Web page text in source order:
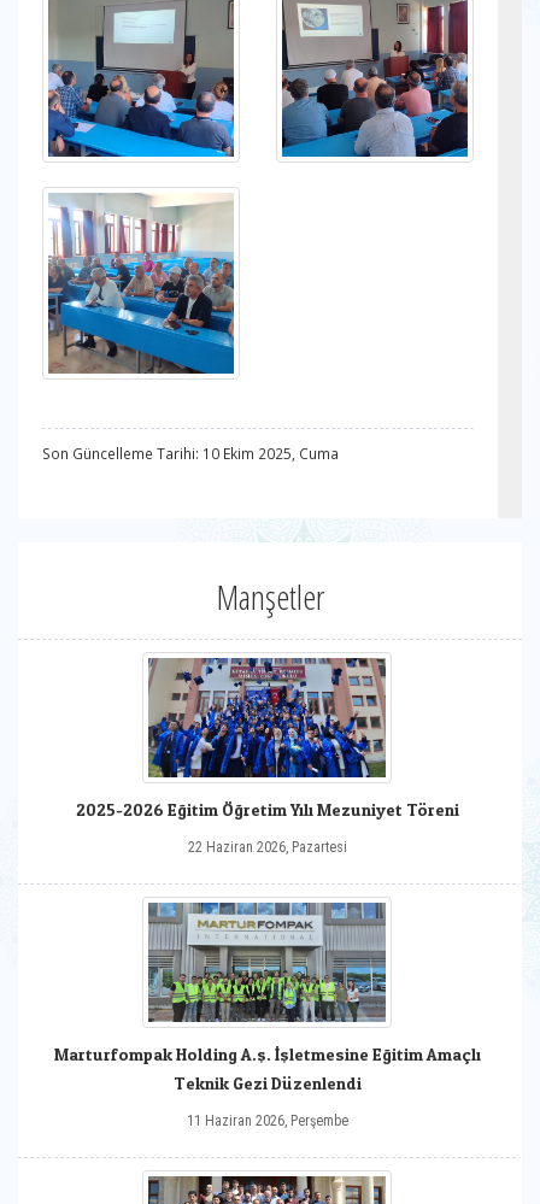
Son Güncelleme Tarihi: 10 Ekim 2025, Cuma
Manşetler
2025-2026 Eğitim Öğretim Yılı Mezuniyet Töreni
22 Haziran 2026, Pazartesi
Marturfompak Holding A.ş. İşletmesine Eğitim Amaçlı
Teknik Gezi Düzenlendi
11 Haziran 2026, Perşembe